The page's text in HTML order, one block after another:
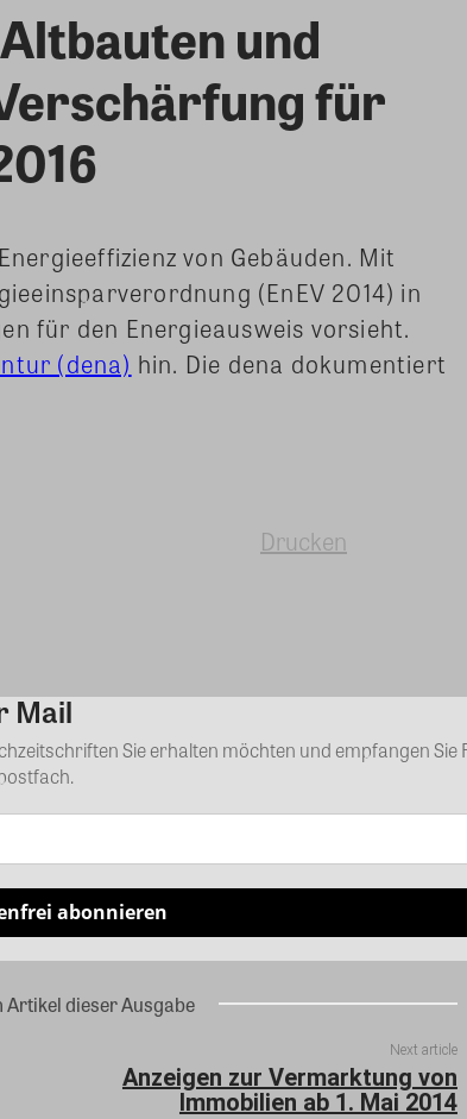
und
für
von Gebäuden. Mit
(EnEV 2014) in
für den Energieausweis vorsieht.
(dena) hin. Die dena dokumentiert
Drucken
Mail
Sie erhalten möchten und empfangen Sie
abonnieren
Artikel dieser Ausgabe
Next article
Anzeigen zur Vermarktung von
Immobilien ab 1. Mai 2014